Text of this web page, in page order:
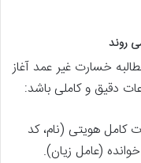
خسارت غیر عمد آغاز
دقیق و کاملی باشد:
کامل هویتی (نام، کد
(عامل زیان).